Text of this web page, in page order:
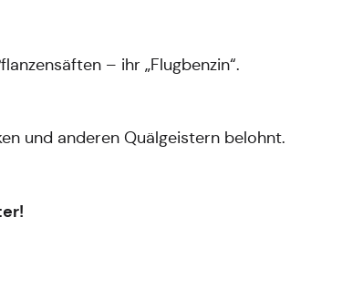
– ihr „Flugbenzin“.
und anderen Quälgeistern belohnt.